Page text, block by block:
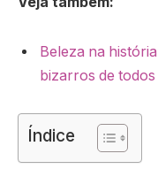
Beleza na
bizarros de
Índice